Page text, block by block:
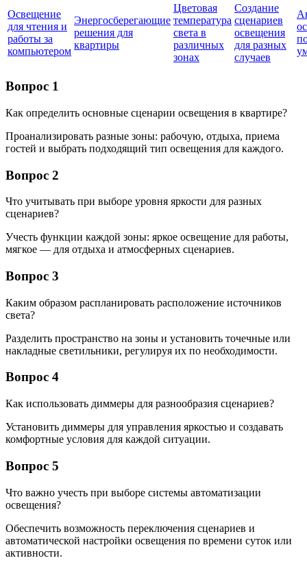
Освещение
для чтения и
работы за
компьютером
Энергосберегающие
решения для
квартиры
Цветовая
температура
света в
различных
зонах
Создание
сценариев
освещения
для разных
случаев
Вопрос 1
Как определить основные сценарии освещения в квартире?
Проанализировать разные зоны: рабочую, отдыха, приема
гостей и выбрать подходящий тип освещения для каждого.
Вопрос 2
Что учитывать при выборе уровня яркости для разных
сценариев?
Учесть функции каждой зоны: яркое освещение для работы,
мягкое — для отдыха и атмосферных сценариев.
Вопрос 3
Каким образом распланировать расположение источников
света?
Разделить пространство на зоны и установить точечные или
накладные светильники, регулируя их по необходимости.
Вопрос 4
Как использовать диммеры для разнообразия сценариев?
Установить диммеры для управления яркостью и создавать
комфортные условия для каждой ситуации.
Вопрос 5
Что важно учесть при выборе системы автоматизации
освещения?
Обеспечить возможность переключения сценариев и
автоматической настройки освещения по времени суток или
активности.